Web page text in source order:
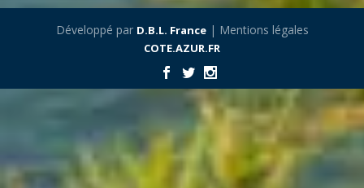
Développé par D.B.L. France| Mentions légales
COTE.AZUR.FR